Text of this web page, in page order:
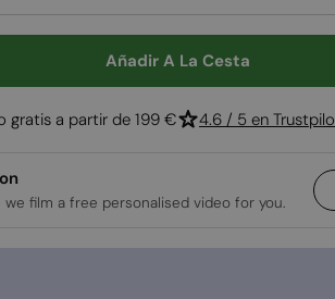
Merton Chimenea De Bioetanol
Para Merton Chimenea De
Añadir A La Cesta
gratis a partir de 199 € 4.6 / 5 en
film a free personalised video for you.